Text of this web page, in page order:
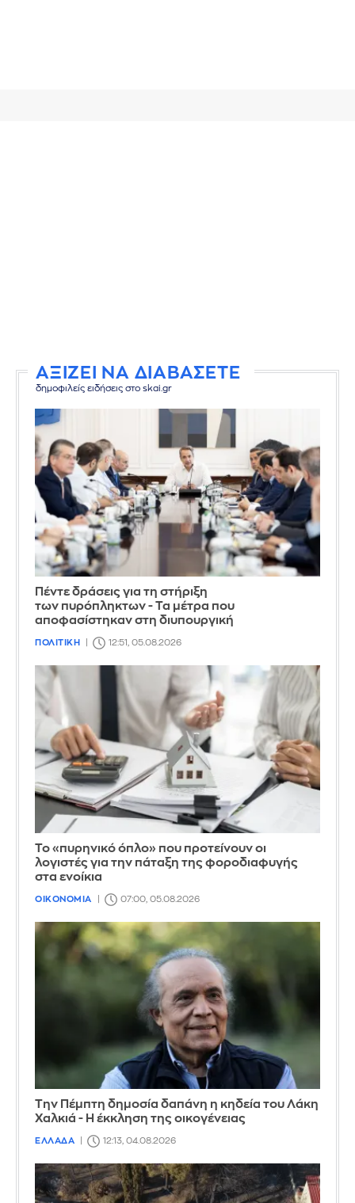
ΑΞΙΖΕΙ ΝΑ ΔΙΑΒΑΣΕΤΕ
δημοφιλείς ειδήσεις στο skai.gr
Πέντε δράσεις για τη στήριξη
των πυρόπληκτων - Τα μέτρα που
αποφασίστηκαν στη διυπουργική
ΠΟΛΙΤΙΚΗ 12:51, 05.08.2026
Το «πυρηνικό όπλο» που προτείνουν οι
λογιστές για την πάταξη της φοροδιαφυγής
στα ενοίκια
ΟΙΚΟΝΟΜΙΑ 07:00, 05.08.2026
Την Πέμπτη δημοσία δαπάνη η κηδεία του Λάκη
Χαλκιά - Η έκκληση της οικογένειας
ΕΛΛΑΔΑ 12:13, 04.08.2026